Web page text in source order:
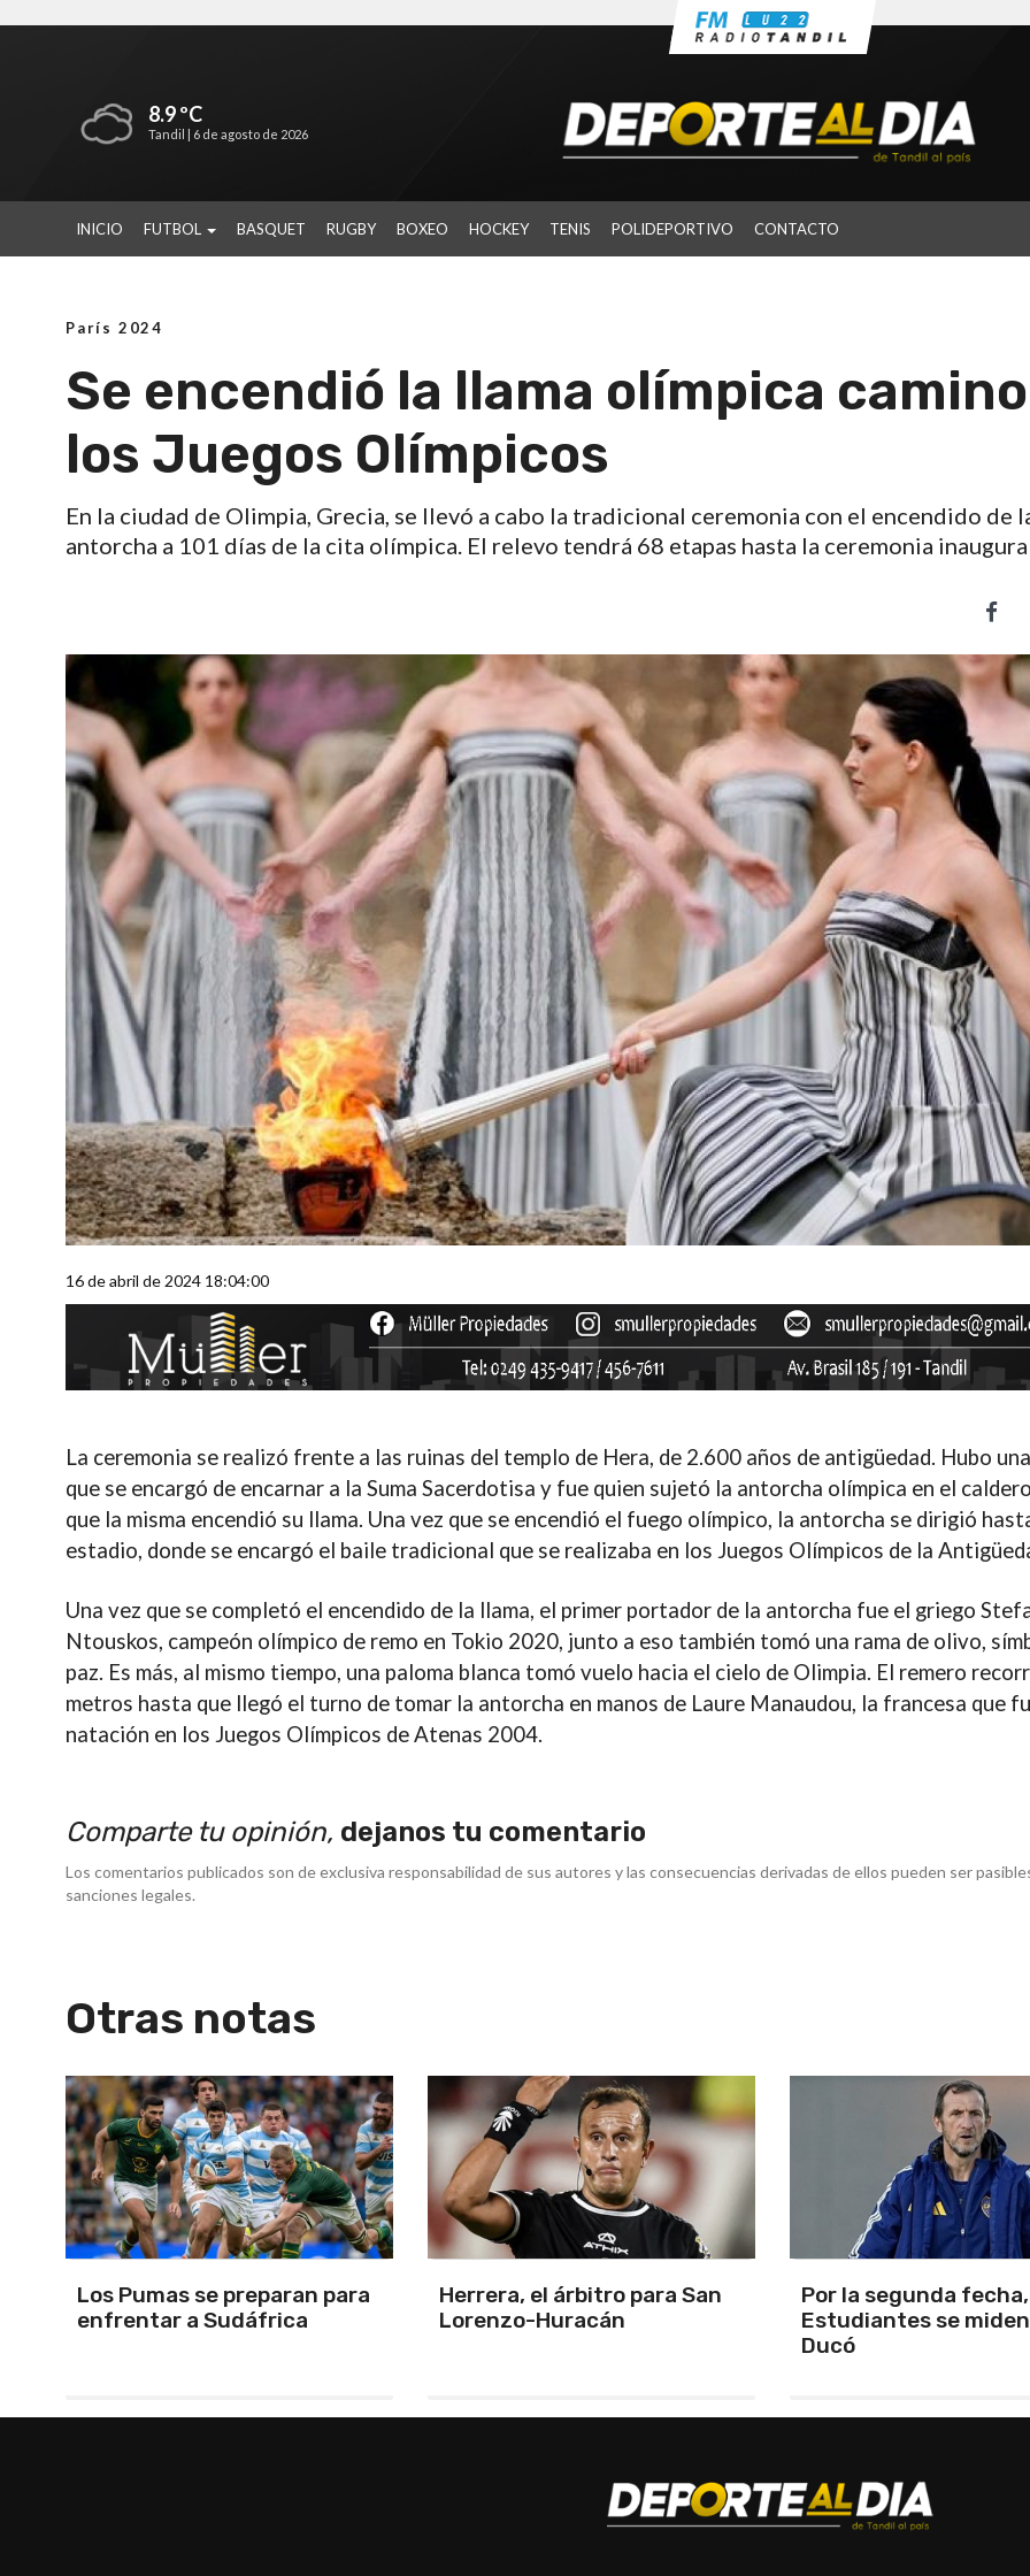
8.9 ºC
Tandil | 6 de agosto de 2026
INICIO FUTBOL BASQUET RUGBY BOXEO HOCKEY TENIS POLIDEPORTIVO CONTACTO
París 2024
Se encendió la llama olímpica
los Juegos Olímpicos
En la ciudad de Olimpia, Grecia, se llevó a cabo la tradicional ceremonia con el encendido de
antorcha a 101 días de la cita olímpica. El relevo tendrá 68 etapas hasta la ceremonia
16 de abril de 2024 18:04:00
La ceremonia se realizó frente a las ruinas del templo de Hera, de 2.600 años de antigüedad. Hubo
que se encargó de encarnar a la Suma Sacerdotisa y fue quien sujetó la antorcha olímpica en el
que la misma encendió su llama. Una vez que se encendió el fuego olímpico, la antorcha se dirigió
estadio, donde se encargó el baile tradicional que se realizaba en los Juegos Olímpicos de la
Una vez que se completó el encendido de la llama, el primer portador de la antorcha fue el griego
Ntouskos, campeón olímpico de remo en Tokio 2020, junto a eso también tomó una rama de olivo,
paz. Es más, al mismo tiempo, una paloma blanca tomó vuelo hacia el cielo de Olimpia. El remero
metros hasta que llegó el turno de tomar la antorcha en manos de Laure Manaudou, la francesa que
natación en los Juegos Olímpicos de Atenas 2004.
Comparte tu opinión, dejanos tu comentario
Los comentarios publicados son de exclusiva responsabilidad de sus autores y las consecuencias derivadas de ellos pueden ser
sanciones legales.
Otras notas
Herrera, el árbitro para San
Lorenzo-Huracán
Por la segunda fecha, Boca y
Estudiantes se miden en el
La cuarta fecha del
campeonato de
corre en Mar del Plata